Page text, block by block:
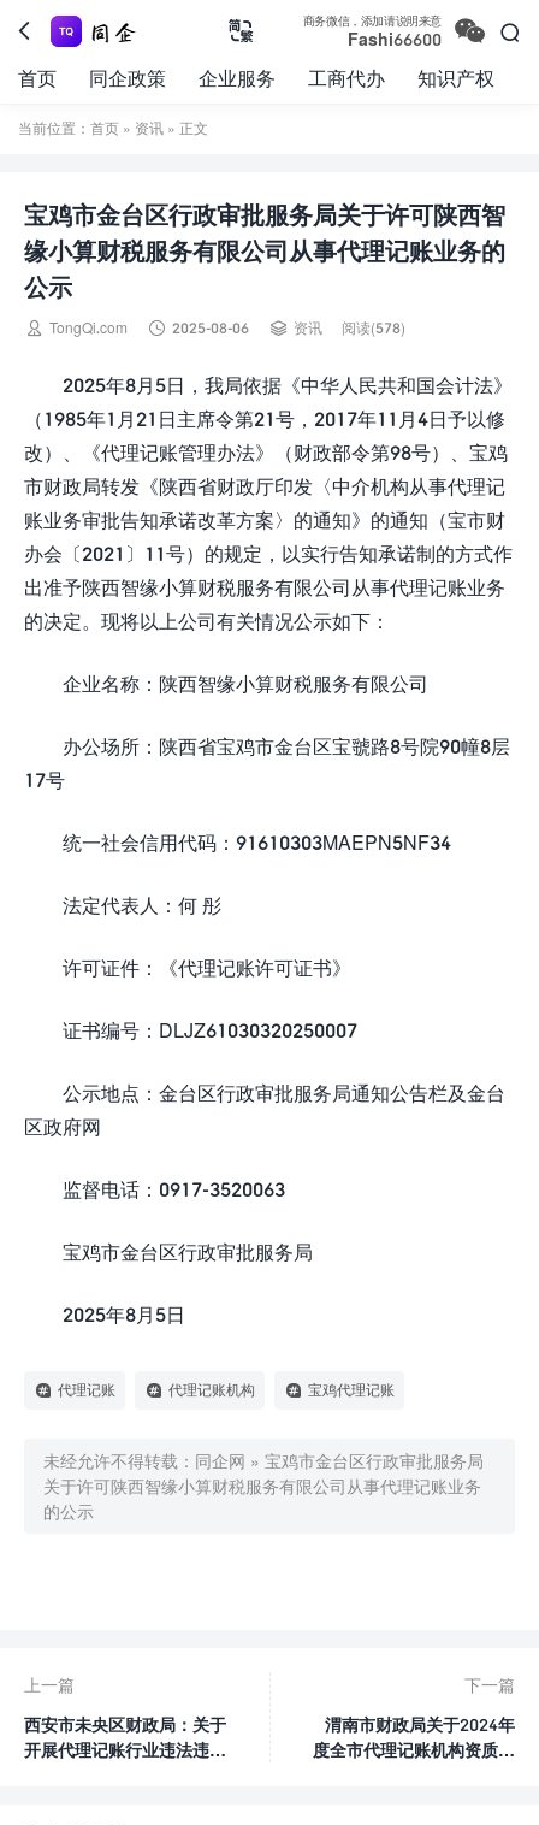
 
商务微信，添加请说明来意
Fashi66600 

首页 同企政策 企业服务 工商代办 知识产权
当前位置： 首页 » 资讯 » 正文
宝鸡市金台区行政审批服务局关于许可陕西智
缘小算财税服务有限公司从事代理记账业务的
公示
 TongQi.com  2025-08-06  资讯 阅读(578)
2025年8月5日，我局依据《中华人民共和国会计法》
（1985年1月21日主席令第21号，2017年11月4日予以修
改）、《代理记账管理办法》（财政部令第98号）、宝鸡
市财政局转发《陕西省财政厅印发〈中介机构从事代理记
账业务审批告知承诺改革方案〉的通知》的通知（宝市财
办会〔2021〕11号）的规定，以实行告知承诺制的方式作
出准予陕西智缘小算财税服务有限公司从事代理记账业务
的决定。现将以上公司有关情况公示如下：
企业名称：陕西智缘小算财税服务有限公司
办公场所：陕西省宝鸡市金台区宝虢路8号院90幢8层
17号
统一社会信用代码：91610303MAEPN5NF34
法定代表人：何 彤
许可证件：《代理记账许可证书》
证书编号：DLJZ61030320250007
公示地点：金台区行政审批服务局通知公告栏及金台
区政府网
监督电话：0917-3520063
宝鸡市金台区行政审批服务局
2025年8月5日
代理记账 代理记账机构 宝鸡代理记账
未经允许不得转载： 同企网 » 宝鸡市金台区行政审批服务局
关于许可陕西智缘小算财税服务有限公司从事代理记账业务
的公示
上一篇
西安市未央区财政局​：关于
开展代理记账行业违法违规
下一篇
渭南市财政局关于2024年
度全市代理记账机构资质备